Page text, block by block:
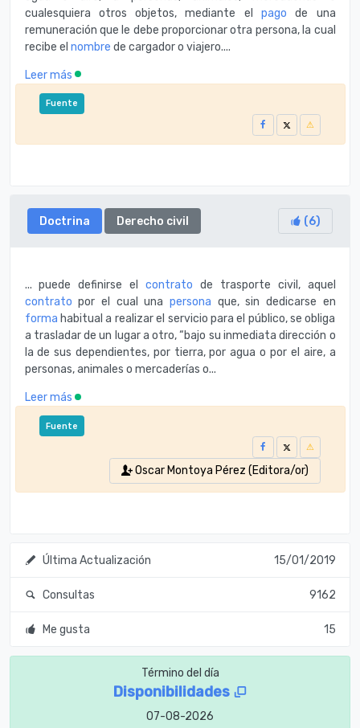
cualesquiera otros objetos, mediante el pago de una
remuneración que le debe proporcionar otra persona, la cual
recibe el nombre de cargador o viajero....
Leer más
Fuente
Doctrina Derecho civil (6)
... puede definirse el contrato de trasporte civil, aquel
contrato por el cual una persona que, sin dedicarse en
forma habitual a realizar el servicio para el público, se obliga
a trasladar de un lugar a otro, “bajo su inmediata dirección o
la de sus dependientes, por tierra, por agua o por el aire, a
personas, animales o mercaderías o...
Leer más
Fuente
Oscar Montoya Pérez (Editora/or)
Última Actualización 15/01/2019
Consultas 9162
Me gusta 15
Término del día
Disponibilidades
07-08-2026